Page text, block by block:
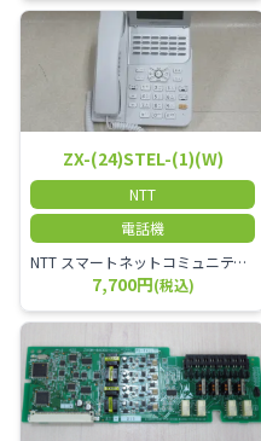
ZX-(24)STEL-(1)(W)
NTT
電話機
NTT スマートネットコミュニティαZX 24ボタンスター標準電話機
7,700円(税込)